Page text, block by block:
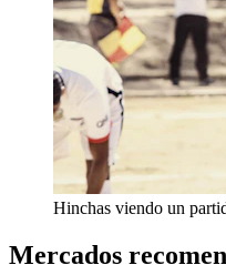
Hinchas viendo un
Mercados